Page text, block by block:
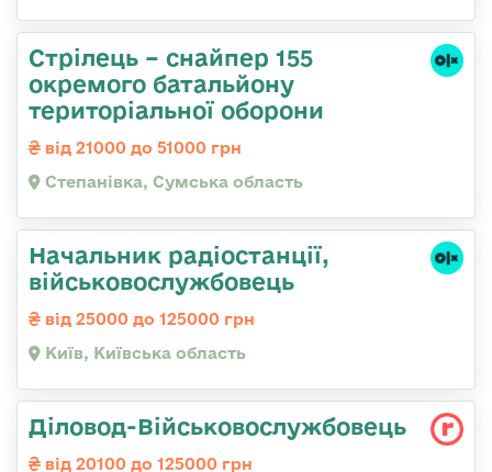
Стрілець – снайпер 155
окремого батальйону
територіальної оборони
від 21000 до 51000 грн
Степанівка, Сумська область
Начальник радіостанції,
військовослужбовець
від 25000 до 125000 грн
Київ, Київська область
Діловод-Військовослужбовець
від 20100 до 125000 грн